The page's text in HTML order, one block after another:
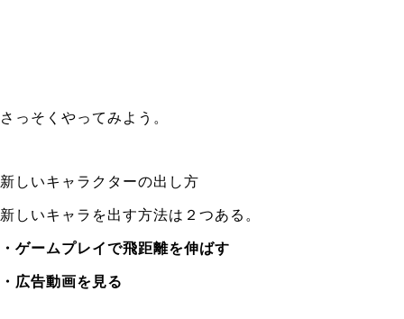
さっそくやってみよう。
新しいキャラクターの出し方
新しいキャラを出す方法は２つある。
・ゲームプレイで飛距離を伸ばす
・広告動画を見る